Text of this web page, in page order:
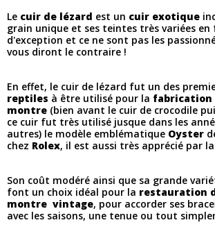
Le cuir de lézard est un cuir exotique
grain unique et ses teintes très variées
d'exception et ce ne sont pas les
vous diront le contraire !
En effet, le cuir de lézard fut un des
reptiles à être utilisé pour la fabrication
montre (bien avant le cuir de crocodile
ce cuir fut très utilisé jusque dans les
autres) le modèle emblématique Oyster
chez Rolex, il est aussi très apprécié par
Son coût modéré ainsi que sa grande
font un choix idéal pour la restauration
montre vintage, pour accorder ses
avec les saisons, une tenue ou tout